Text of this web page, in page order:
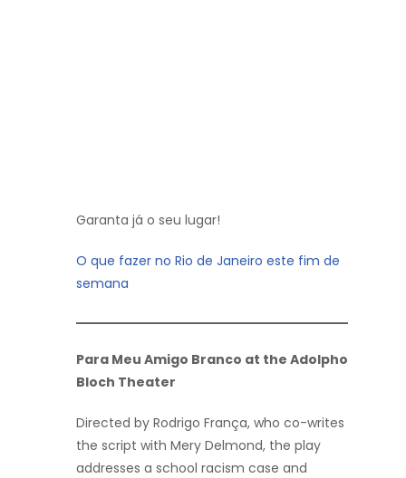
Garanta já o seu lugar!
O que fazer no Rio de Janeiro este fim de
semana
Para Meu Amigo Branco at the Adolpho
Bloch Theater
Directed by Rodrigo França, who co-writes
the script with Mery Delmond, the play
addresses a school racism case and